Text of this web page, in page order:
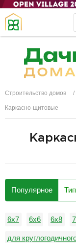
Строительство домов
Каркасно-щитовые
Популярное
6x7 6х6 6х8
для